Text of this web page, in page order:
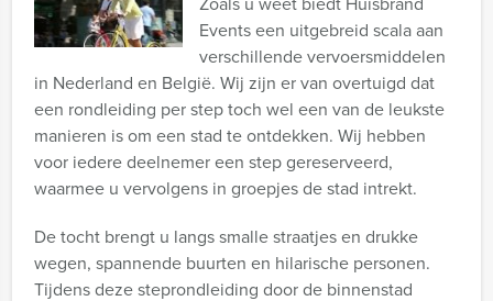
Events een uitgebreid scala aan
verschillende vervoersmiddelen
in Nederland en België. Wij zijn er van overtuigd dat
een rondleiding per step toch wel een van de leukste
manieren is om een stad te ontdekken. Wij hebben
voor iedere deelnemer een step gereserveerd,
waarmee u vervolgens in groepjes de stad intrekt.
De tocht brengt u langs smalle straatjes en drukke
wegen, spannende buurten en hilarische personen.
Tijdens deze steprondleiding door de binnenstad